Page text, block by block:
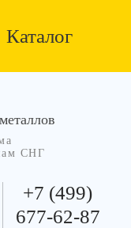
Каталог
СНГ
+7 (499)
677-62-87